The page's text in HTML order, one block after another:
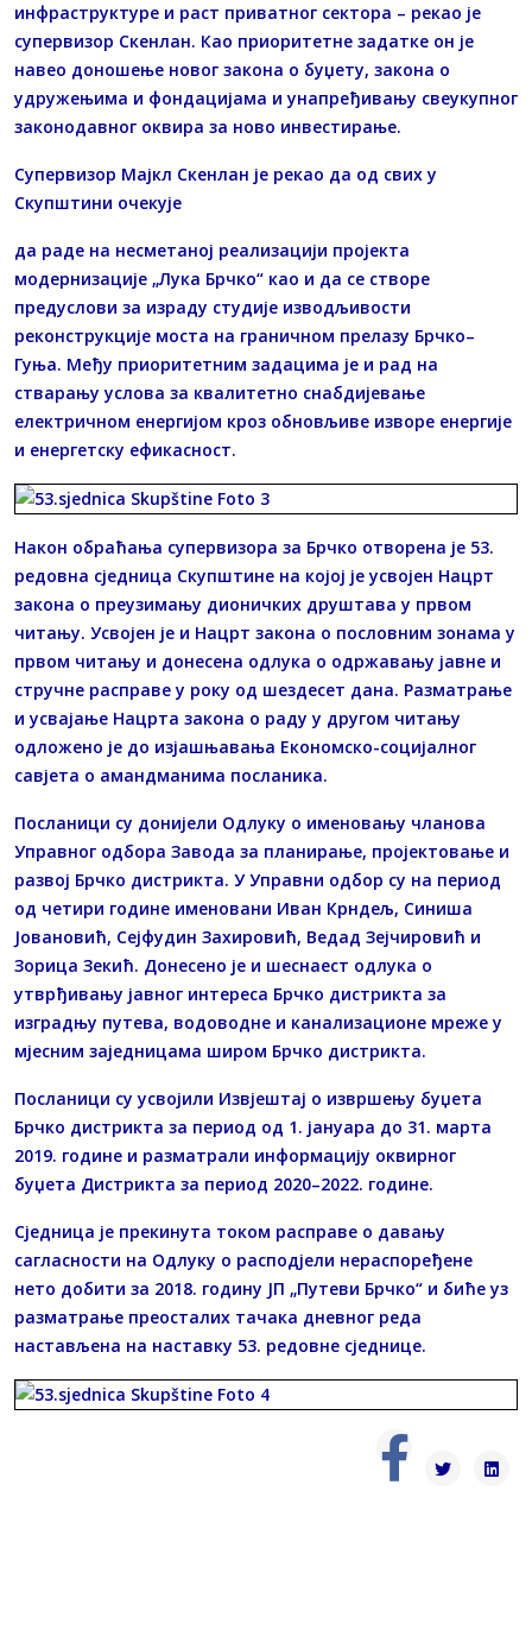
инфраструктуре и раст приватног сектора – рекао је
супервизор Скенлан. Као приоритетне задатке он је
навео доношење новог закона о буџету, закона о
удружењима и фондацијама и унапређивању свеукупног
законодавног оквира за ново инвестирање.
Супервизор Мајкл Скенлан је рекао да од свих у
Скупштини очекује
да раде на несметаној реализацији пројекта
модернизације „Лука Брчко“ као и да се створе
предуслови за израду студије изводљивости
реконструкције моста на граничном прелазу Брчко–
Гуња. Међу приоритетним задацима је и рад на
стварању услова за квалитетно снабдијевање
електричном енергијом кроз обновљиве изворе енергије
и енергетску ефикасност.
Након обраћања супервизора за Брчко отворена је 53.
редовна сједница Скупштине на којој је усвојен Нацрт
закона о преузимању дионичких друштава у првом
читању. Усвојен је и Нацрт закона о пословним зонама у
првом читању и донесена одлука о одржавању јавне и
стручне расправе у року од шездесет дана. Разматрање
и усвајање Нацрта закона о раду у другом читању
одложено је до изјашњавања Економско-социјалног
савјета о амандманима посланика.
Посланици су донијели Одлуку о именовању чланова
Управног одбора Завода за планирање, пројектовање и
развој Брчко дистрикта. У Управни одбор су на период
од четири године именовани Иван Крндељ, Синиша
Јовановић, Сејфудин Захировић, Ведад Зејчировић и
Зорица Зекић. Донесено је и шеснаест одлука о
утврђивању јавног интереса Брчко дистрикта за
изградњу путева, водоводне и канализационе мреже у
мјесним заједницама широм Брчко дистрикта.
Посланици су усвојили Извјештај о извршењу буџета
Брчко дистрикта за период од 1. јануара до 31. марта
2019. године и разматрали информацију оквирног
буџета Дистрикта за период 2020–2022. године.
Сједница је прекинута током расправе о давању
сагласности на Одлуку о расподјели нераспоређене
нето добити за 2018. годину ЈП „Путеви Брчко“ и биће уз
разматрање преосталих тачака дневног реда
настављена на наставку 53. редовне сједнице.